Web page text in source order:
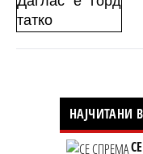
НАЈЧИТАНИ